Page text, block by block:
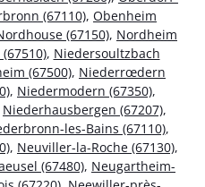
(67110), Obenheim
(67150), Nordheim
, Niedersoultzbach
(67500), Niederrœdern
, Niedermodern (67350),
Niederhausbergen (67207),
les-Bains (67110),
, Neuviller-la-Roche (67130),
(67480), Neugartheim-